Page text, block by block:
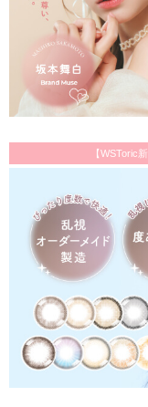
【WSToric